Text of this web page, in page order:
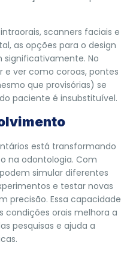
scanners faciais e
as opções para o design
significativamente. No
e ver como coroas, pontes
que provisórias) se
paciente é insubstituível.
está transformando
na odontologia. Com
simular diferentes
e testar novas
precisão. Essa capacidade
condições orais melhora a
pesquisas e ajuda a